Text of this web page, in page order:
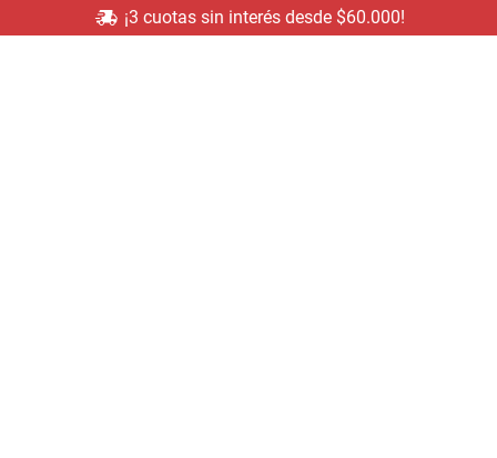
¡3 cuotas sin interés desde $60.000!